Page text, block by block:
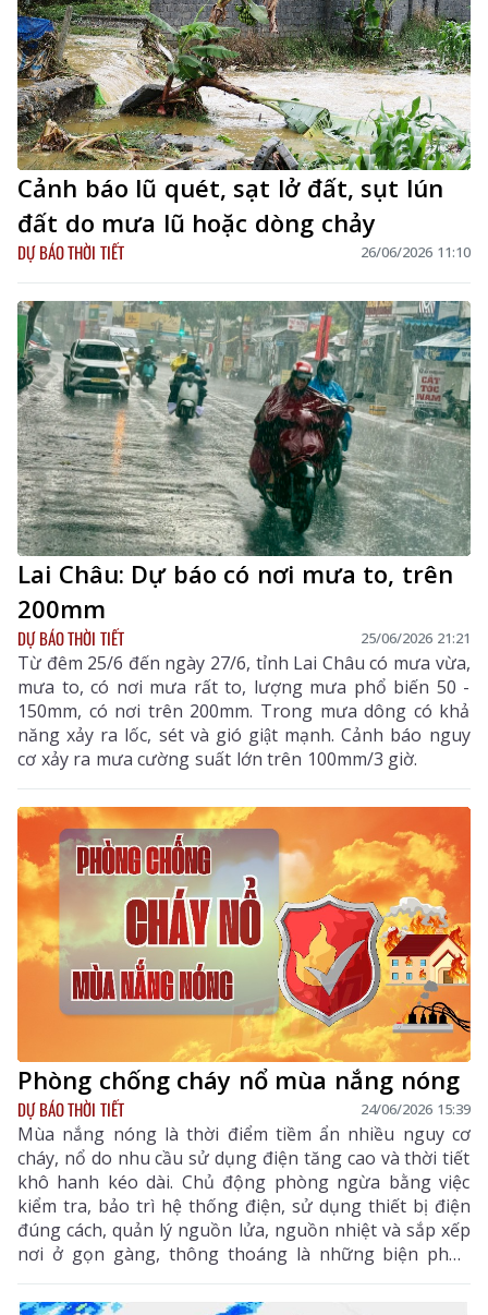
Cảnh báo lũ quét, sạt lở đất, sụt lún
đất do mưa lũ hoặc dòng chảy
DỰ BÁO THỜI TIẾT 26/06/2026 11:10
Lai Châu: Dự báo có nơi mưa to, trên
200mm
DỰ BÁO THỜI TIẾT 25/06/2026 21:21
Từ đêm 25/6 đến ngày 27/6, tỉnh Lai Châu có mưa vừa,
mưa to, có nơi mưa rất to, lượng mưa phổ biến 50 -
150mm, có nơi trên 200mm. Trong mưa dông có khả
năng xảy ra lốc, sét và gió giật mạnh. Cảnh báo nguy
cơ xảy ra mưa cường suất lớn trên 100mm/3 giờ.
Phòng chống cháy nổ mùa nắng nóng
DỰ BÁO THỜI TIẾT 24/06/2026 15:39
Mùa nắng nóng là thời điểm tiềm ẩn nhiều nguy cơ
cháy, nổ do nhu cầu sử dụng điện tăng cao và thời tiết
khô hanh kéo dài. Chủ động phòng ngừa bằng việc
kiểm tra, bảo trì hệ thống điện, sử dụng thiết bị điện
đúng cách, quản lý nguồn lửa, nguồn nhiệt và sắp xếp
nơi ở gọn gàng, thông thoáng là những biện pháp
thiết thực giúp mỗi gia đình bảo vệ an toàn cho người
thân và tài sản.